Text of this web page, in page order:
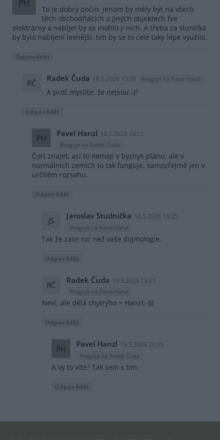
PH
To je dobrý počin, jenom by měly být na všech
těch obchodňácích a jiných objektech fve
elektrárny a nabíjet by se mohlo z nich. A třeba za sluníčka
by bylo nabíjení levnější, tím by se to celé taky lépe využilo.
Odpovědět
RČ Radek Čuda 18.5.2026 15:58 Reaguje na Pavel Hanzl
A proč myslíte, že nejsou:-)?
Odpovědět
PH Pavel Hanzl 18.5.2026 19:11
Reaguje na Radek Čuda
Čort znajet, asi to nemají v byznys plánu, ale v
normálních zemích to tak funguje, samozřejmě jen v
určitém rozsahu.
Odpovědět
JS Jaroslav Studnička 18.5.2026 19:25
Reaguje na Pavel Hanzl
Tak že zase nic než vaše dojmologie.
Odpovědět
RČ Radek Čuda 19.5.2026 13:01
Reaguje na Pavel Hanzl
Neví, ale dělá chytrýho = Hanzl;-)))
Odpovědět
PH Pavel Hanzl 19.5.2026 20:35
Reaguje na Radek Čuda
A vy to víte? Tak sem s tím.
Odpovědět